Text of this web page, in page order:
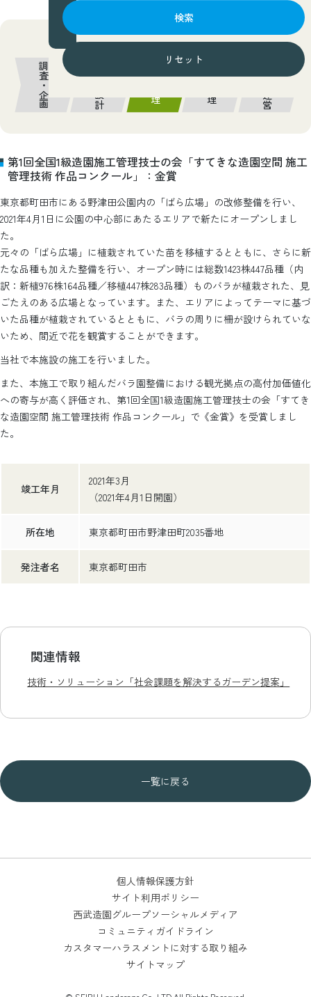
検索
西武造園グループが担当した業務
調査・企画 計画・設計 施工管理 維持管理 管理・運営
第1回全国1級造園施工管理技士の会「すてきな造園空間 施工
管理技術 作品コンクール」：金賞
東京都町田市にある野津田公園内の「ばら広場」の改修整備を行い、
2021年4月1日に公園の中心部にあたるエリアで新たにオープンしまし
た。
元々の「ばら広場」に植栽されていた苗を移植するとともに、さらに新
たな品種も加えた整備を行い、オープン時には総数1423株447品種（内
訳：新植976株164品種／移植447株283品種）ものバラが植栽された、見
ごたえのある広場となっています。また、エリアによってテーマに基づ
いた品種が植栽されているとともに、バラの周りに柵が設けられていな
いため、間近で花を観賞することができます。
当社で本施設の施工を行いました。
また、本施工で取り組んだバラ園整備における観光拠点の高付加価値化
への寄与が高く評価され、第1回全国1級造園施工管理技士の会「すてき
な造園空間 施工管理技術 作品コンクール」で《金賞》を受賞しまし
た。
竣工年月
2021年3月
（2021年4月1日開園）
所在地 東京都町田市野津田町2035番地
発注者名 東京都町田市
関連情報
技術・ソリューション「社会課題を解決するガーデン提案」
一覧に戻る
個人情報保護方針
サイト利用ポリシー
西武造園グループソーシャルメディア
コミュニティガイドライン
カスタマーハラスメントに対する取り組み
サイトマップ